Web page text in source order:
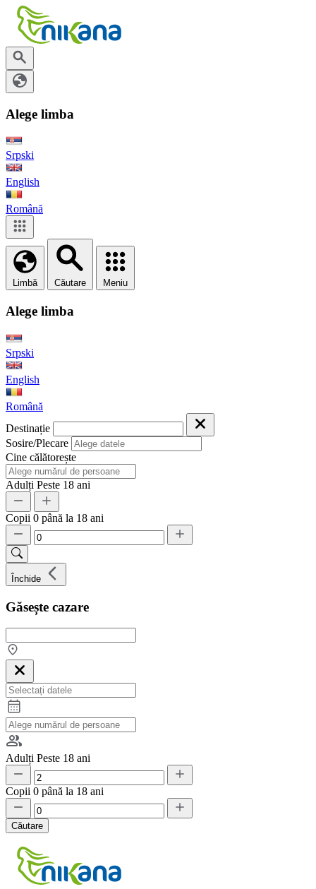
Alege limba
Srpski
English
Română
Limbă Căutare Meniu
Alege limba
Srpski
English
Română
Destinație
Sosire/Plecare
Cine călătorește
Adulți Peste 18 ani
Copii 0 până la 18 ani
Închide
Găsește cazare
Adulți Peste 18 ani
Copii 0 până la 18 ani
Căutare